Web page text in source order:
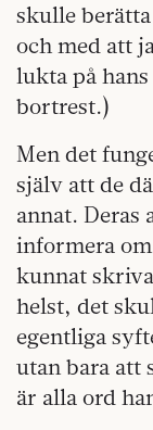
skulle
och med att
lukta på
bortrest.)
Men det
själv att de
annat.
informera
kunnat
helst, det
egentliga
utan bara att
är alla ord